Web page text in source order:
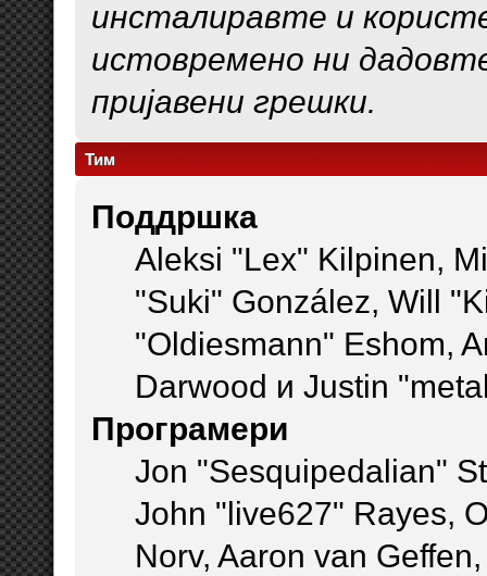
инсталиравте и
истовремено ни
пријавени грешки.
Тим
Поддршка
Aleksi "Lex" Kilpinen,
"Suki" González, Will
"Oldiesmann" Eshom,
Darwood и Justin
Програмери
Jon "Sesquipedalian"
John "live627" Rayes,
Norv, Aaron van